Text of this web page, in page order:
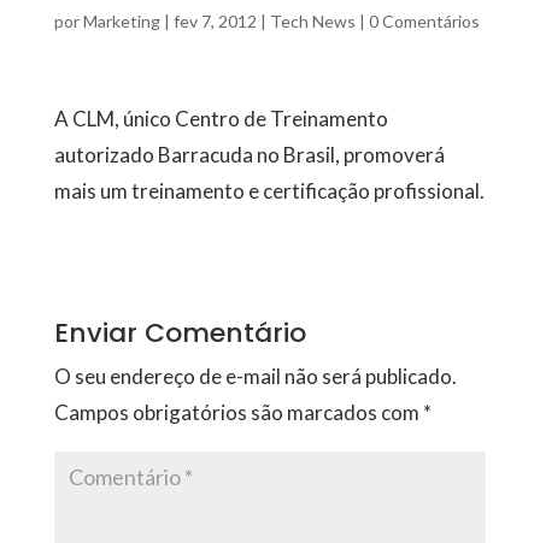
porMarketing| fev 7, 2012 | Tech News | 0 Comentários
A CLM, único Centro de Treinamento
autorizado Barracuda no Brasil, promoverá
mais um treinamento e certificação profissional.
Enviar Comentário
O seu endereço de e-mail não será publicado.
Campos obrigatórios são marcados com *